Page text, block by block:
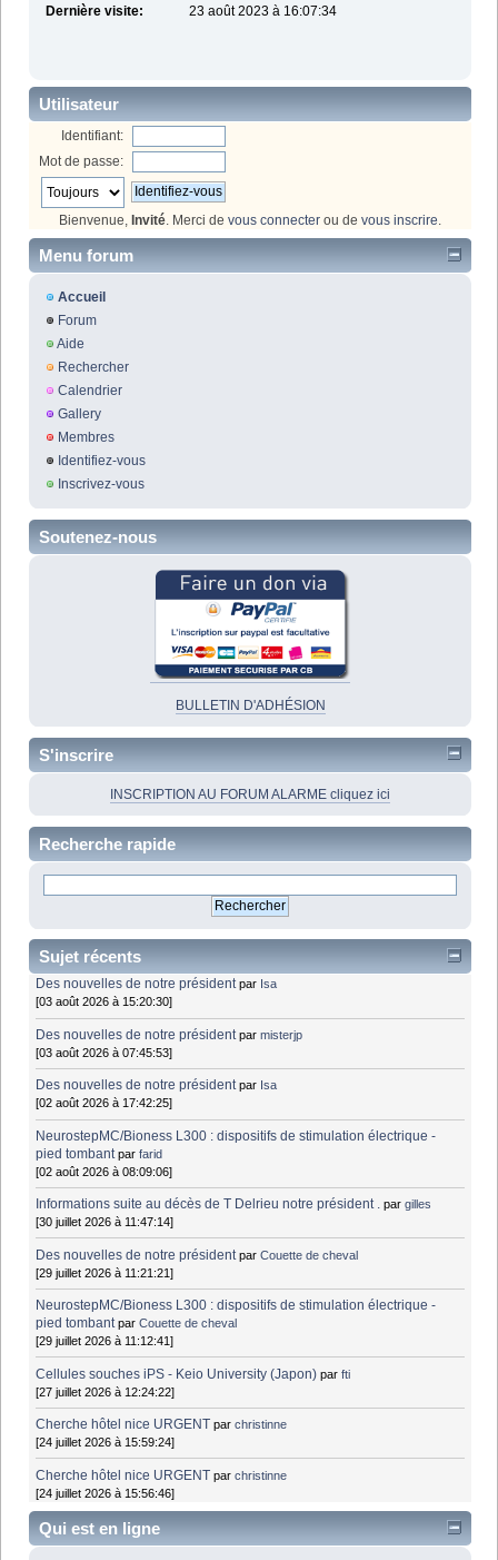
Dernière visite:
23 août 2023 à 16:07:34
Utilisateur
Identifiant:
Mot de passe:
Bienvenue, Invité . Merci de vous connecter ou de vous inscrire
Menu forum
Accueil
Forum
Aide
Rechercher
Calendrier
Gallery
Membres
Identifiez-vous
Inscrivez-vous
Soutenez-nous
BULLETIN D'ADHÉSION
S'inscrire
INSCRIPTION AU FORUM ALARME cliquez ici
Recherche rapide
Sujet récents
Des nouvelles de notre président par Isa
[03 août 2026 à 15:20:30]
Des nouvelles de notre président parmisterjp
[03 août 2026 à 07:45:53]
Des nouvelles de notre président par Isa
[02 août 2026 à 17:42:25]
NeurostepMC/Bioness L300 : dispositifs de stimulation électrique -
pied tombant parfarid
[02 août 2026 à 08:09:06]
Informations suite au décès de T Delrieu notre président . pargilles
[30 juillet 2026 à 11:47:14]
Des nouvelles de notre président parCouette de cheval
[29 juillet 2026 à 11:21:21]
NeurostepMC/Bioness L300 : dispositifs de stimulation électrique -
pied tombant parCouette de cheval
[29 juillet 2026 à 11:12:41]
Cellules souches iPS - Keio University (Japon) parfti
[27 juillet 2026 à 12:24:22]
Cherche hôtel nice URGENT parchristinne
[24 juillet 2026 à 15:59:24]
Cherche hôtel nice URGENT parchristinne
[24 juillet 2026 à 15:56:46]
Qui est en ligne